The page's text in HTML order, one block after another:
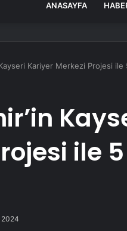
ANASAYFA
Kariyer Merkezi Projesi
ile
2024